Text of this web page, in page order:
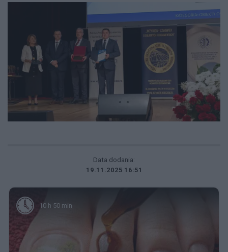
Data dodania:
19.11.2025 16:51
10 h 50 min